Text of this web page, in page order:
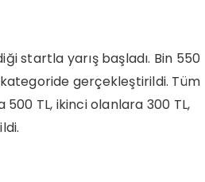
startla yarış başladı. Bin 550
gerçekleştirildi. Tüm
TL, ikinci olanlara 300 TL,